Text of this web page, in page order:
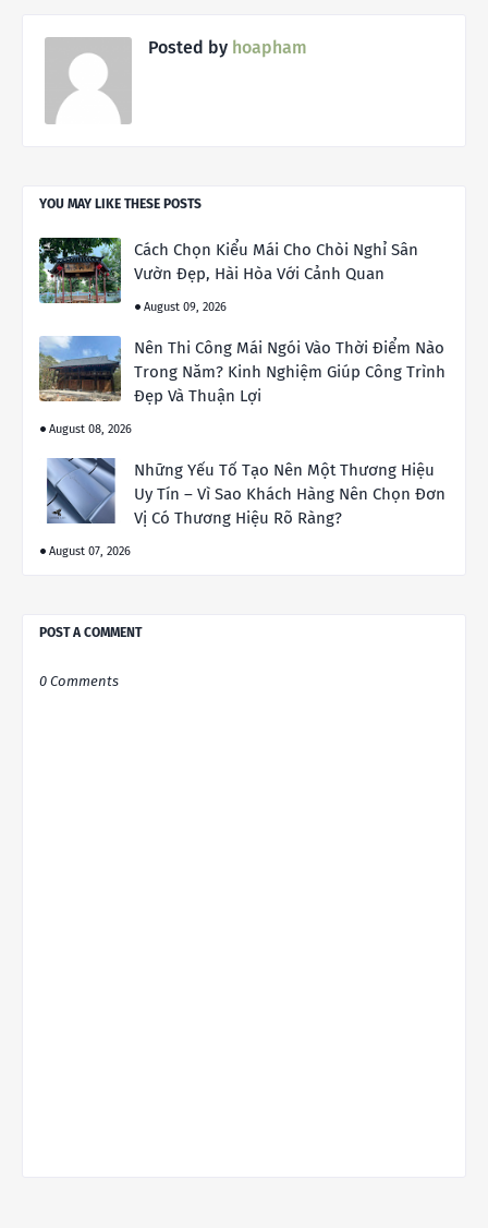
Posted by hoapham
YOU MAY LIKE THESE POSTS
Cách Chọn Kiểu Mái Cho Chòi Nghỉ Sân
Vườn Đẹp, Hài Hòa Với Cảnh Quan
August 09, 2026
Nên Thi Công Mái Ngói Vào Thời Điểm Nào
Trong Năm? Kinh Nghiệm Giúp Công Trình
Đẹp Và Thuận Lợi
August 08, 2026
Những Yếu Tố Tạo Nên Một Thương Hiệu
Uy Tín – Vì Sao Khách Hàng Nên Chọn Đơn
Vị Có Thương Hiệu Rõ Ràng?
August 07, 2026
POST A COMMENT
0 Comments